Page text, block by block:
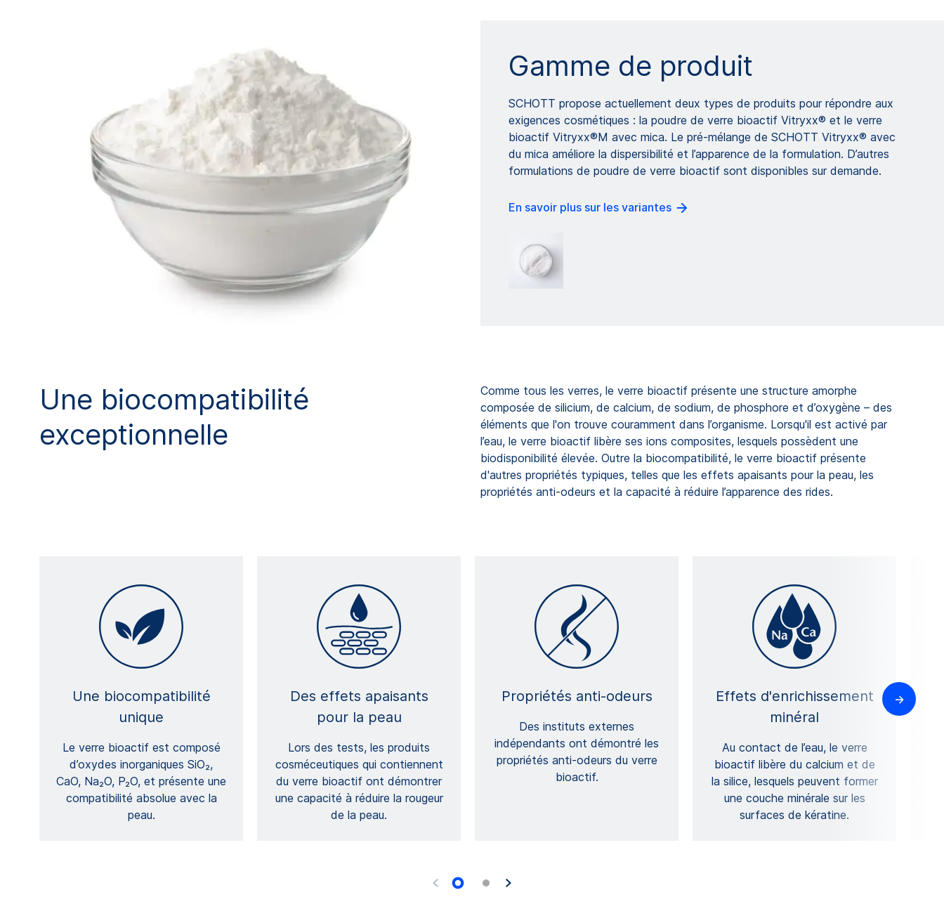
Gamme de produit
SCHOTT propose actuellement deux types de produits pour répondre aux
exigences cosmétiques : la poudre de verre bioactif Vitryxx® et le verre
bioactif Vitryxx®M avec mica. Le pré-mélange de SCHOTT Vitryxx® avec
du mica améliore la dispersibilité et l’apparence de la formulation. D’autres
formulations de poudre de verre bioactif sont disponibles sur demande.
En savoir plus sur les variantes
Une biocompatibilité
exceptionnelle
Comme tous les verres, le verre bioactif présente une structure amorphe
composée de silicium, de calcium, de sodium, de phosphore et d’oxygène – des
éléments que l'on trouve couramment dans l’organisme. Lorsqu'il est activé par
l’eau, le verre bioactif libère ses ions composites, lesquels possèdent une
biodisponibilité élevée. Outre la biocompatibilité, le verre bioactif présente
d'autres propriétés typiques, telles que les effets apaisants pour la peau, les
propriétés anti-odeurs et la capacité à réduire l’apparence des rides.
Une biocompatibilité
unique
Le verre bioactif est composé
d’oxydes inorganiques SiO₂,
CaO, Na₂O, P₂O, et présente une
compatibilité absolue avec la
peau.
Des effets apaisants
pour la peau
Lors des tests, les produits
cosméceutiques qui contiennent
du verre bioactif ont démontrer
une capacité à réduire la rougeur
de la peau.
Propriétés anti-odeurs
Des instituts externes
indépendants ont démontré les
propriétés anti-odeurs du verre
bioactif.
Effets d'enrichissement
minéral
Au contact de l’eau, le verre
bioactif libère du calcium et de
la silice, lesquels peuvent former
une couche minérale sur les
surfaces de kératine.